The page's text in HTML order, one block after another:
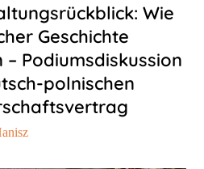
Wie
Geschichte
– Podiumsdiskussion
polnischen